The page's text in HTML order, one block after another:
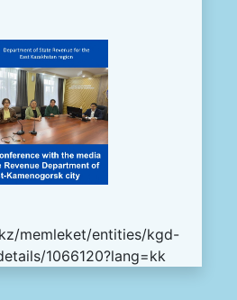
memleket/entities/kgd-
1066120?lang=kk